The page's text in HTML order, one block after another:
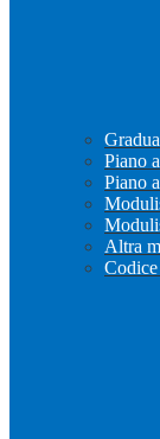
Piano
Piano
Altra